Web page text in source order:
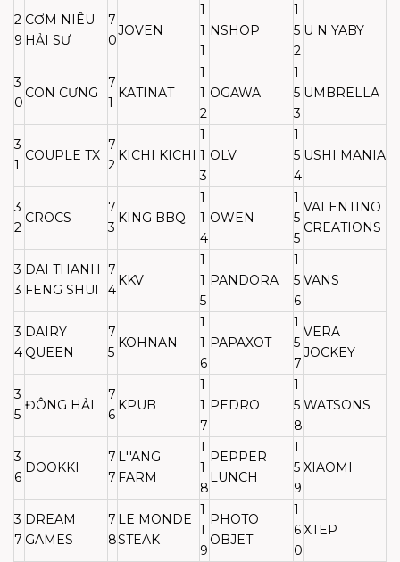
2
9
CƠM NIÊU
HẢI SƯ
7
0
JOVEN
1
1
1
NSHOP
1
5
2
U N YABY
3
0
CON CƯNG
7
1
KATINAT
1
1
2
OGAWA
1
5
3
UMBRELLA
3
1
COUPLE TX
7
2
KICHI KICHI
1
1
3
OLV
1
5
4
USHI MANIA
3
2
CROCS
7
3
KING BBQ
1
1
4
OWEN
1
5
5
VALENTINO
CREATIONS
3
3
DAI THANH
FENG SHUI
7
4
KKV
1
1
5
PANDORA
1
5
6
VANS
3
4
DAIRY
QUEEN
7
5
KOHNAN
1
1
6
PAPAXOT
1
5
7
VERA
JOCKEY
3
5
ĐÔNG HẢI
7
6
KPUB
1
1
7
PEDRO
1
5
8
WATSONS
3
6
DOOKKI
7
7
L''ANG
FARM
1
1
8
PEPPER
LUNCH
1
5
9
XIAOMI
3
7
DREAM
GAMES
7
8
LE MONDE
STEAK
1
1
9
PHOTO
OBJET
1
6
0
XTEP